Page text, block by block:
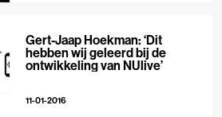
Gert-Jaap Hoekman: ‘Dit
hebben wij geleerd bij de
ontwikkeling van NUlive’
11-01-2016